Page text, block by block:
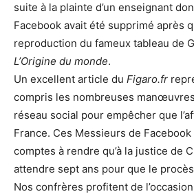
suite à la plainte d’un enseignant
Facebook avait été supprimé après
reproduction du fameux tableau de
L’Origine du monde.
Un excellent article du Figaro.fr
compris les nombreuses
réseau social pour empêcher que
France. Ces Messieurs de Facebook
comptes à rendre qu’à la justice de
attendre sept ans pour que le procès
Nos confrères profitent de